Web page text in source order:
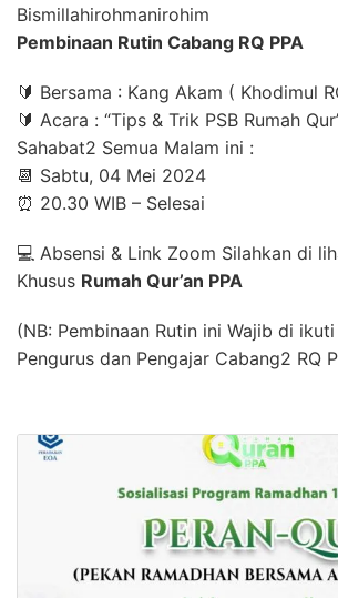
Bismillahirohmanirohim
Pembinaan Rutin Cabang RQ PPA
🔰 Bersama : Kang Akam ( Khodimul
🔰 Acara : “Tips & Trik PSB Rumah
Sahabat2 Semua Malam ini :
📆 Sabtu, 04 Mei 2024
⏰ 20.30 WIB – Selesai
💻 Absensi & Link Zoom Silahkan di
Khusus Rumah Qur’an PPA
(NB: Pembinaan Rutin ini Wajib di ikuti
Pengurus dan Pengajar Cabang2 RQ